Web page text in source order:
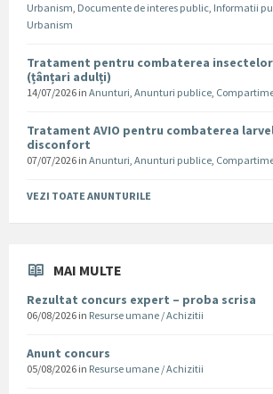
Urbanism, Documente de interes public, Informatii
Urbanism
Tratament pentru combaterea
(țânțari adulți)
14/07/2026 in Anunturi, Anunturi publice,
Tratament AVIO pentru combaterea
disconfort
07/07/2026 in Anunturi, Anunturi publice,
VEZI TOATE ANUNTURILE
MAI MULTE
Rezultat concurs expert – proba scrisa
06/08/2026 in Resurse umane / Achizitii
Anunt concurs
05/08/2026 in Resurse umane / Achizitii